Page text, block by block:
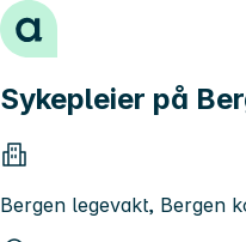
Hopp til innhold
Sykepleier på
Bergen legevakt, Bergen